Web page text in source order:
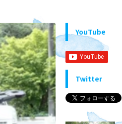
YouTube
Twitter